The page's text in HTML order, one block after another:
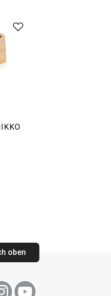
sind ein paar grundlegende
Sortiment bietet sie in
Sie lieben werden. Zum
Matte
oben